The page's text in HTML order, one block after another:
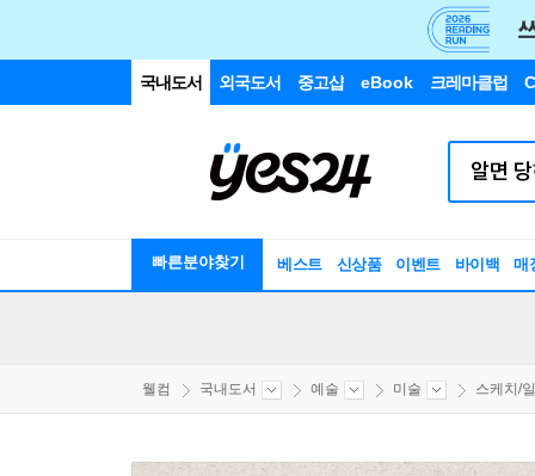
국내도서 외국도서 중고샵 eBook 크레마클럽
빠른분야찾기 베스트 신상품 이벤트 바이백 매
웰컴 국내도서 예술 미술 스케치/